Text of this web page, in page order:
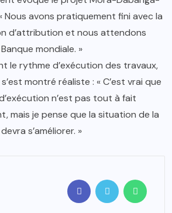
Nous avons pratiquement fini avec la
d’attribution et nous attendons
Banque mondiale. »
le rythme d’exécution des travaux,
montré réaliste : « C’est vrai que
n’est pas tout à fait
mais je pense que la situation de la
s’améliorer. »